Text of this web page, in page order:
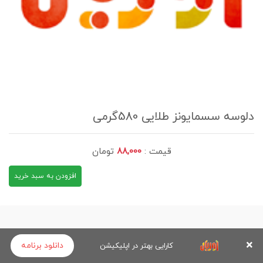
دلوسه سسمایونز طلایی 580گرمی
قیمت : 88,000 تومان
افزودن به سبد خرید
کارایی بهتر در اپلیکیشن دانلود برنامه